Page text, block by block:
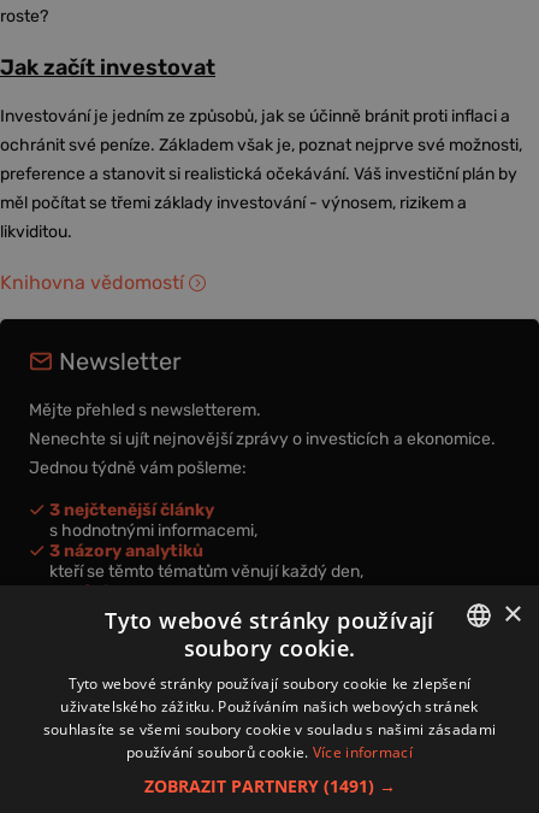
roste?
Jak začít investovat
Investování je jedním ze způsobů, jak se účinně bránit proti inflaci a
ochránit své peníze. Základem však je, poznat nejprve své možnosti,
preference a stanovit si realistická očekávání. Váš investiční plán by
měl počítat se třemi základy investování - výnosem, rizikem a
likviditou.
Knihovna vědomostí
Newsletter
Mějte přehled s newsletterem.
Nenechte si ujít nejnovější zprávy o investicích a ekonomice.
Jednou týdně vám pošleme:
3 nejčtenější články
s hodnotnými informacemi,
3 názory analytiků
kteří se těmto tématům věnují každý den,
nová videa a podcasty
k prohloubení vašich znalostí.
Přihlášením k newsletteru vyjadřujete svůj souhlas spodmínkami
zpracování osobních údajů.
CZECH
×
Tyto webové stránky používají
soubory cookie.
Tyto webové stránky používají soubory cookie ke zlepšení
uživatelského zážitku. Používáním našich webových stránek
souhlasíte se všemi soubory cookie v souladu s našimi zásadami
používání souborů cookie. Více informací
ZOBRAZIT PARTNERY (1491) →